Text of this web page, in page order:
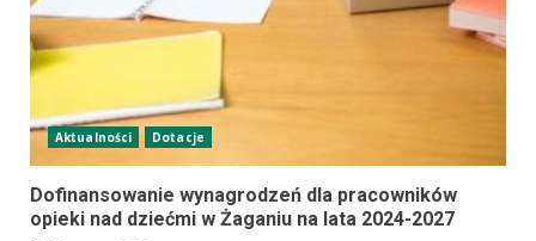
Aktualności Dotacje
Dofinansowanie wynagrodzeń dla pracowników
opieki nad dziećmi w Żaganiu na lata 2024-2027